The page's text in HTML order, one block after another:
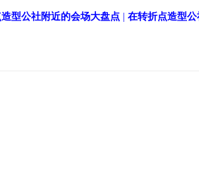
型公社附近的会场大盘点| 在转折点造型